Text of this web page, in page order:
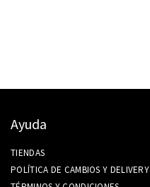
Ayuda
TIENDAS
POLÍTICA DE CAMBIOS Y DELIVERY